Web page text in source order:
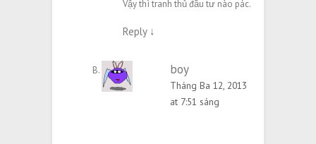
Vậy thì tranh thủ đầu tư nào pác.
Reply ↓
boy
Tháng Ba 12, 2013
at 7:51 sáng